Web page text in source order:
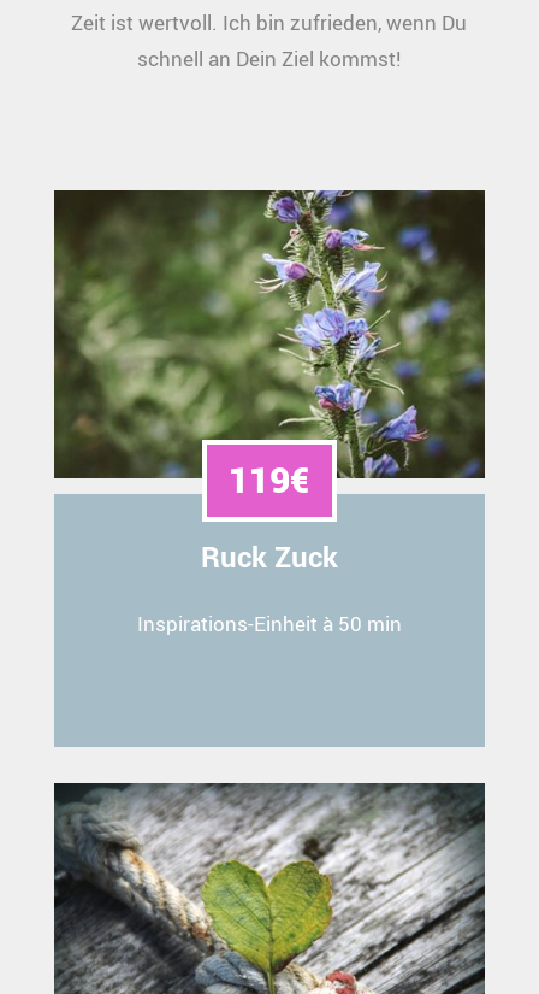
Zeit ist wertvoll. Ich bin zufrieden, wenn Du
schnell an Dein Ziel kommst!
119€
Ruck Zuck
Inspirations-Einheit à 50 min